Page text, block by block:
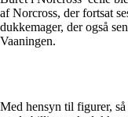
af Norcross, der fortsat
dukkemager, der også
Vaaningen.
Med hensyn til figurer,